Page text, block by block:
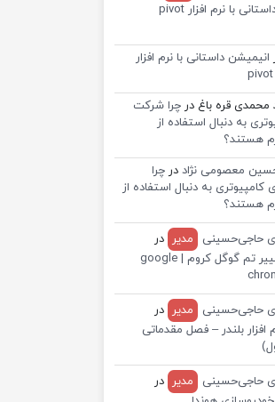
انیمیشن داستانی با نرم افزار pivot
انیمیشن داستانی با نرم افزار
محمدی قره باغ درچرا شرکت
به دنبال استفاده از
هستند؟
معصومی نژاد درچرا
به دنبال استفاده از
هستند؟
حاجی‌حسینی مدیر
در
آموزش تغییر تم گوگل کروم | google
حاجی‌حسینی مدیر
در
افزار بلندر – فصل مقدماتی
حاجی‌حسینی مدیر
در